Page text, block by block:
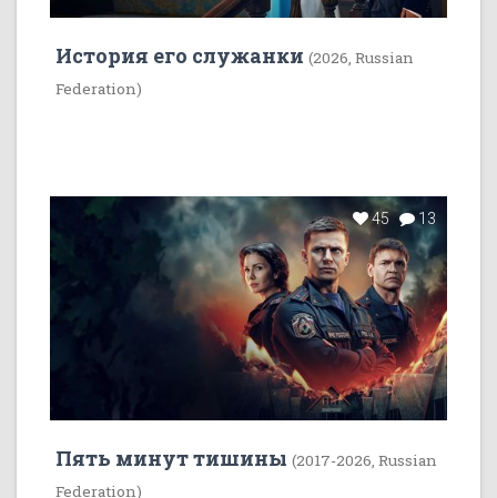
История его служанки (2026, Russian
Federation)
45 13
Пять минут тишины (2017-2026, Russian
Federation)